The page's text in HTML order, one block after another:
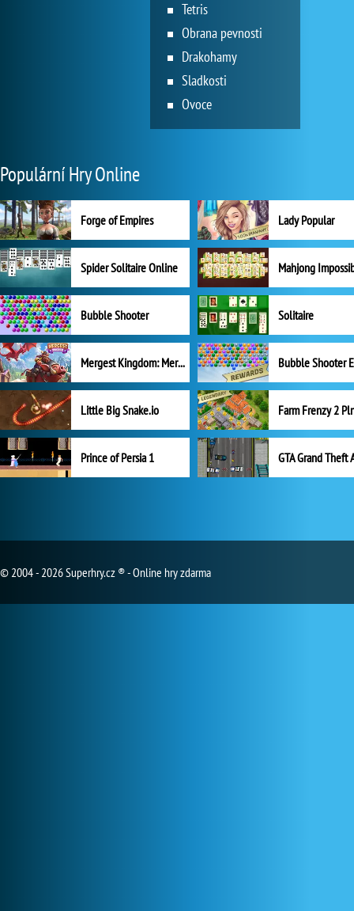
Tetris
Obrana pevnosti
Drakohamy
Sladkosti
Ovoce
Populární Hry Online
Forge of Empires Lady Popular
Spider Solitaire Online Mahjong
Bubble Shooter Solitaire
Mergest Kingdom: Merge Puzzle
Little Big Snake.io
Prince of Persia 1 GTA Grand Theft
© 2004 - 2026 Superhry.cz ® - Online hry zdarma